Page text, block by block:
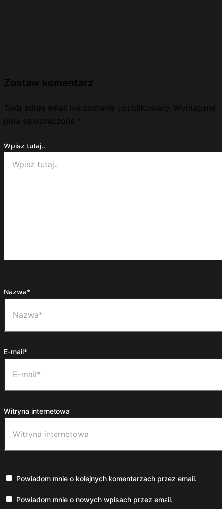
Zostaw komentarz
Twój adres email nie zostanie opublikowany. Wymagane
pola są oznaczone *
Wpisz tutaj..
Nazwa*
E-mail*
Witryna internetowa
Powiadom mnie o kolejnych komentarzach przez email.
Powiadom mnie o nowych wpisach przez email.